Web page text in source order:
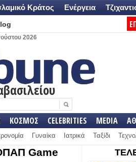
Κράτος Ενέργεια
2026
ΚΟΣΜΟΣ CELEBRITIES MEDIA
Γυναίκα Ιατρικά Ταξίδι
Game